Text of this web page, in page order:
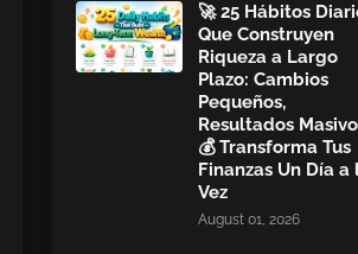
🚀 25 Hábitos
Que Construyen
Riqueza a Largo
Plazo: Cambios
Pequeños,
Resultados
💰 Transforma Tus
Finanzas Un Día a
Vez
August 01, 2026